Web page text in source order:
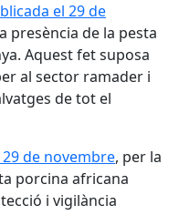
el 29 de
presència de la pesta
Aquest fet suposa
al sector ramader i
de tot el
29 de novembre, per la
porcina africana
i vigilància